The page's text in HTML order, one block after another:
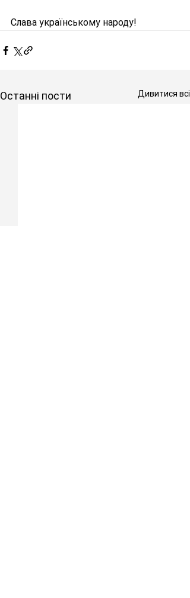
Слава українському народу!
Останні пости Дивитися всі